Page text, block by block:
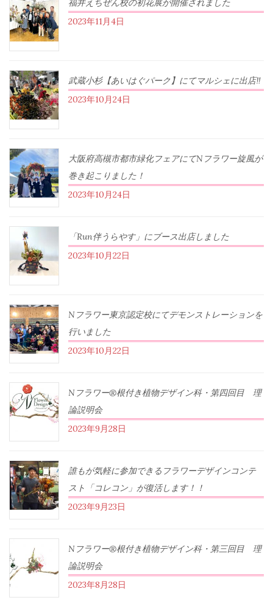
2023年11月4日
武蔵小杉【あいはぐパーク】にてマルシェに出店‼︎
2023年10月24日
大阪府高槻市都市緑化フェアにてNフラワー旋風が
巻き起こりました！
2023年10月24日
「Run伴うらやす」にブース出店しました
2023年10月22日
Nフラワー東京認定校にてデモンストレーションを
行いました
2023年10月22日
Nフラワー®根付き植物デザイン科・第四回目 理
論説明会
2023年9月28日
誰もが気軽に参加できるフラワーデザインコンテ
スト「コレコン」が復活します！！
2023年9月23日
Nフラワー®根付き植物デザイン科・第三回目 理
論説明会
2023年8月28日